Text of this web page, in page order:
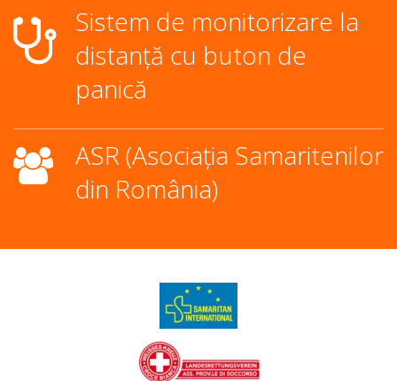
Sistem de monitorizare la
distanță cu buton de
panică
ASR (Asociația Samaritenilor
din România)